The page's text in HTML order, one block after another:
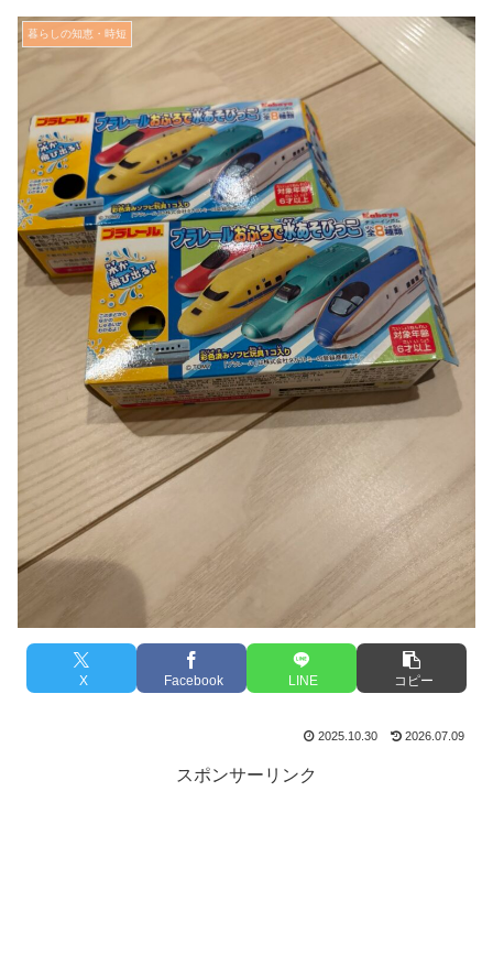
暮らしの知恵・時短
X Facebook LINE コピー
2025.10.30 2026.07.09
スポンサーリンク